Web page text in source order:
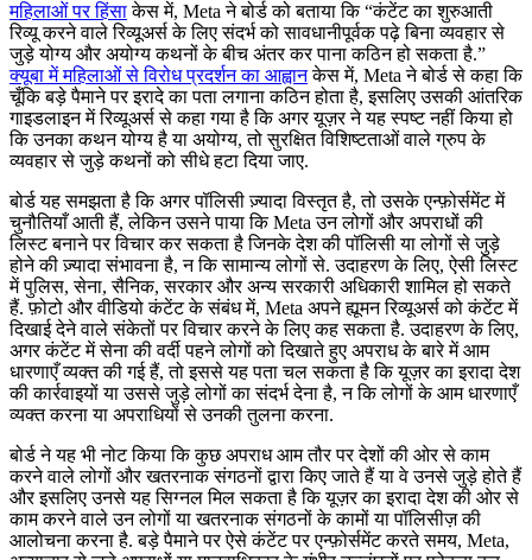
महिलाओं पर हिंसाकेस में, Meta ने बोर्ड को बताया कि “कंटेंट का शुरुआती
रिव्यू करने वाले रिव्यूअर्स के लिए संदर्भ को सावधानीपूर्वक पढ़े बिना व्यवहार से
जुड़े योग्य और अयोग्य कथनों के बीच अंतर कर पाना कठिन हो सकता है.”
क्यूबा में महिलाओं से विरोध प्रदर्शन का आह्वानकेस में, Meta ने बोर्ड से कहा कि
चूँकि बड़े पैमाने पर इरादे का पता लगाना कठिन होता है, इसलिए उसकी आंतरिक
गाइडलाइन में रिव्यूअर्स से कहा गया है कि अगर यूज़र ने यह स्पष्ट नहीं किया हो
कि उनका कथन योग्य है या अयोग्य, तो सुरक्षित विशिष्टताओं वाले ग्रुप के
व्यवहार से जुड़े कथनों को सीधे हटा दिया जाए.
बोर्ड यह समझता है कि अगर पॉलिसी ज़्यादा विस्तृत है, तो उसके एन्फ़ोर्समेंट में
चुनौतियाँ आती हैं, लेकिन उसने पाया कि Meta उन लोगों और अपराधों की
लिस्ट बनाने पर विचार कर सकता है जिनके देश की पॉलिसी या लोगों से जुड़े
होने की ज़्यादा संभावना है, न कि सामान्य लोगों से. उदाहरण के लिए, ऐसी लिस्ट
में पुलिस, सेना, सैनिक, सरकार और अन्य सरकारी अधिकारी शामिल हो सकते
हैं. फ़ोटो और वीडियो कंटेंट के संबंध में, Meta अपने ह्यूमन रिव्यूअर्स को कंटेंट में
दिखाई देने वाले संकेतों पर विचार करने के लिए कह सकता है. उदाहरण के लिए,
अगर कंटेंट में सेना की वर्दी पहने लोगों को दिखाते हुए अपराध के बारे में आम
धारणाएँ व्यक्त की गई हैं, तो इससे यह पता चल सकता है कि यूज़र का इरादा देश
की कार्रवाइयों या उससे जुड़े लोगों का संदर्भ देना है, न कि लोगों के आम धारणाएँ
व्यक्त करना या अपराधियों से उनकी तुलना करना.
बोर्ड ने यह भी नोट किया कि कुछ अपराध आम तौर पर देशों की ओर से काम
करने वाले लोगों और खतरनाक संगठनों द्वारा किए जाते हैं या वे उनसे जुड़े होते हैं
और इसलिए उनसे यह सिग्नल मिल सकता है कि यूज़र का इरादा देश की ओर से
काम करने वाले उन लोगों या खतरनाक संगठनों के कामों या पॉलिसीज़ की
आलोचना करना है. बड़े पैमाने पर ऐसे कंटेंट पर एन्फ़ोर्समेंट करते समय, Meta,